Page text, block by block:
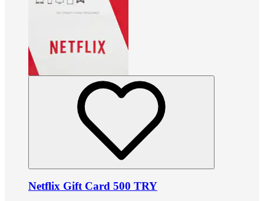
Netflix Gift Card 500 TRY